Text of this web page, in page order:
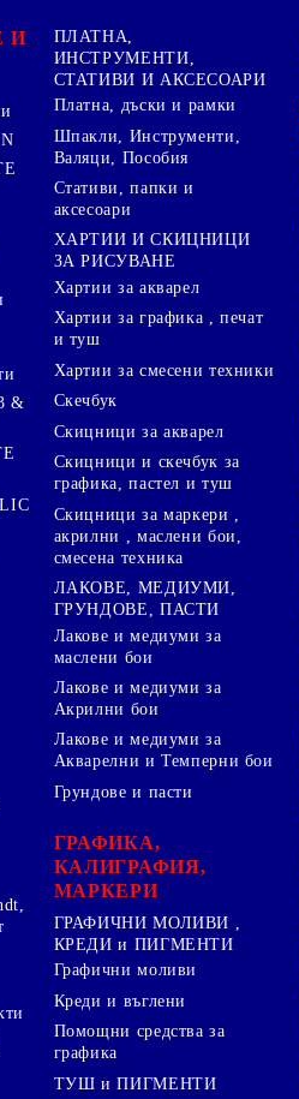
И
&
ПЛАТНА,
ИНСТРУМЕНТИ,
СТАТИВИ И АКСЕСОАРИ
Платна, дъски и рамки
Шпакли, Инструменти,
Валяци, Пособия
Стативи, папки и
аксесоари
ХАРТИИ И СКИЦНИЦИ
ЗА РИСУВАНЕ
Хартии за акварел
Хартии за графика , печат
и туш
Хартии за смесени техники
Скечбук
Скицници за акварел
Скицници и скечбук за
графика, пастел и туш
Скицници за маркери ,
акрилни , маслени бои,
смесена техника
ЛАКОВЕ, МЕДИУМИ,
ГРУНДОВЕ, ПАСТИ
Лакове и медиуми за
маслени бои
Лакове и медиуми за
Акрилни бои
Лакове и медиуми за
Акварелни и Темперни бои
Грундове и пасти
ГРАФИКА,
КАЛИГРАФИЯ,
МАРКЕРИ
ГРАФИЧНИ МОЛИВИ ,
КРЕДИ и ПИГМЕНТИ
Графични моливи
Креди и въглени
Помощни средства за
графика
ТУШ и ПИГМЕНТИ